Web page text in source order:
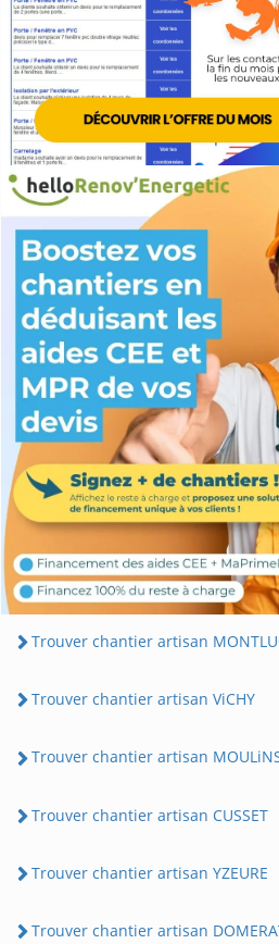
Trouver chantier artisan
Trouver chantier artisan ViCHY
Trouver chantier artisan
Trouver chantier artisan CUSSET
Trouver chantier artisan YZEURE
Trouver chantier artisan